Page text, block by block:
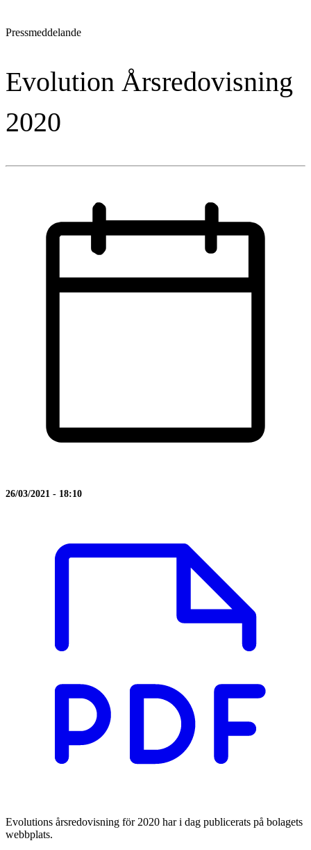
Pressmeddelande
Evolution Årsredovisning
2020
26/03/2021 - 18:10
Evolutions årsredovisning för 2020 har i dag publicerats på bolagets
webbplats.